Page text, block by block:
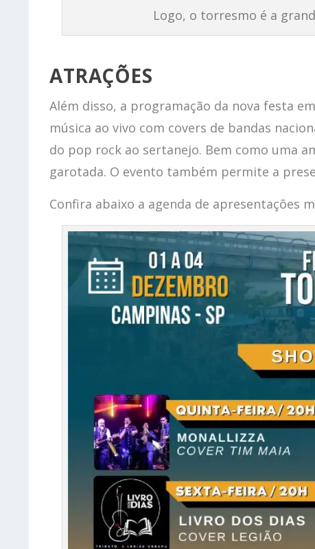
Logo, o torresmo é a
ATRAÇÕES
Além disso, a programação da nova festa
música ao vivo com covers de bandas
do pop rock ao sertanejo. Bem como uma
garotada. O evento também permite a
Confira abaixo a agenda de apresentações